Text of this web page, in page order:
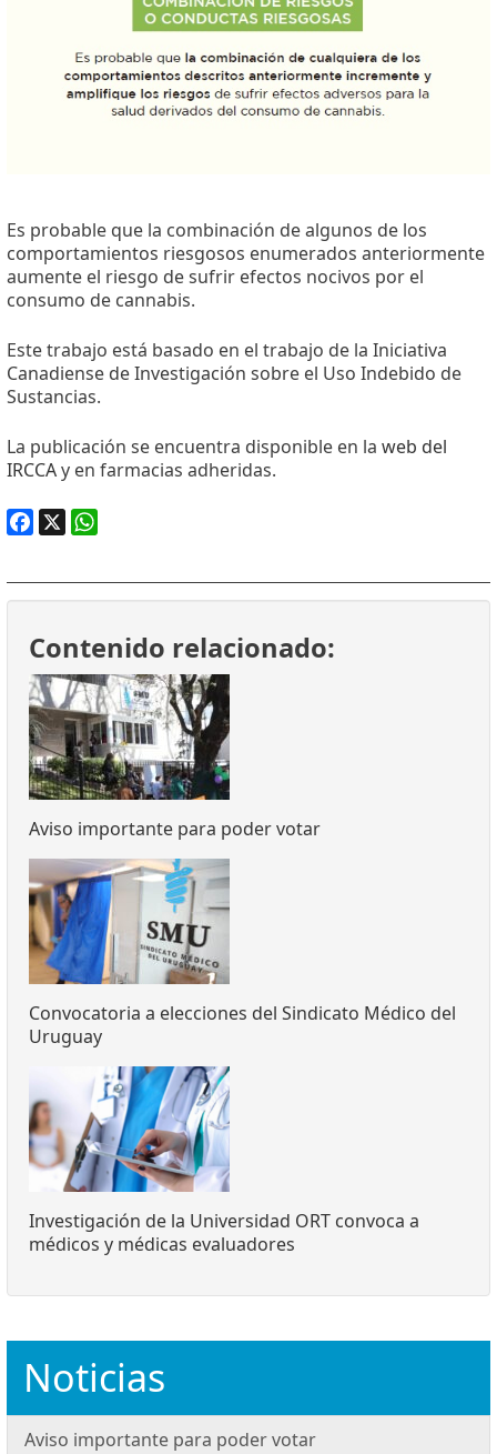
Es probable que la combinación de algunos de los
comportamientos riesgosos enumerados anteriormente
aumente el riesgo de sufrir efectos nocivos por el
consumo de cannabis.
Este trabajo está basado en el trabajo de la Iniciativa
Canadiense de Investigación sobre el Uso Indebido de
Sustancias.
La publicación se encuentra disponible en la web del
IRCCAy en farmacias adheridas.
Contenido relacionado:
Aviso importante para poder votar
Convocatoria a elecciones del Sindicato Médico del
Uruguay
Investigación de la Universidad ORT convoca a
médicos y médicas evaluadores
Noticias
Aviso importante para poder votar